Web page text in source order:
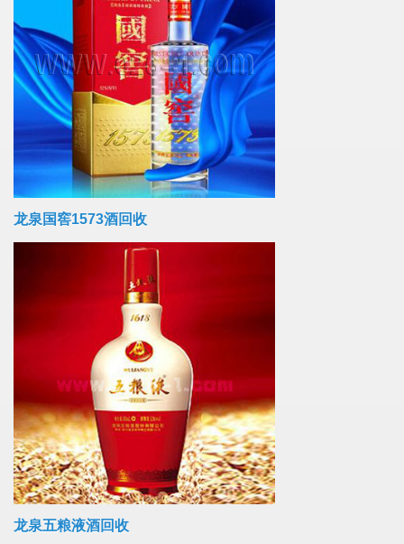
龙泉国窖1573酒回收
龙泉五粮液酒回收